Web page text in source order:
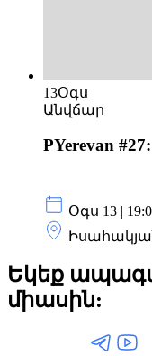
13Օգս
Անվճար
PYerevan
Օգս 13 |
Եկեք
միասին: